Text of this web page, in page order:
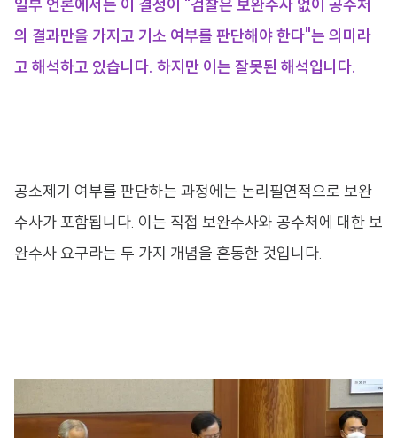
일부 언론에서는 이 결정이 "검찰은 보완수사 없이 공수처
의 결과만을 가지고 기소 여부를 판단해야 한다"는 의미라
고 해석하고 있습니다. 하지만 이는 잘못된 해석입니다.
공소제기 여부를 판단하는 과정에는 논리필연적으로 보완
수사가 포함됩니다. 이는 직접 보완수사와 공수처에 대한 보
완수사 요구라는 두 가지 개념을 혼동한 것입니다.